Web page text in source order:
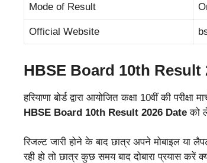
Mode of Result
Official Website
HBSE Board 10th Result
हरियाणा बोर्ड द्वारा आयोजित कक्षा 10वीं की
HBSE Board 10th Result 2026 Date को
रिजल्ट जारी होने के बाद छात्र अपने मोबाइल या
रही हो तो छात्र कुछ समय बाद दोबारा प्रयास करें